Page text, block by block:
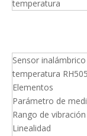
temperatura
Sensor
temperatura RH505
Elementos
Parámetro de
Rango de vibración
Linealidad